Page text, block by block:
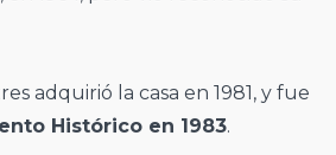
adquirió la casa en 1981, y fue
Histórico en 1983.